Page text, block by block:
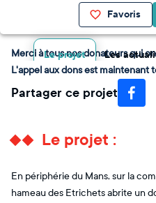
Favoris
Le projet Les
Merci à tous nos donateurs qui
L'appel aux dons est maintenant
Partager ce projet
Le projet :
En périphérie du Mans, sur la
hameau des Etrichets abrite un